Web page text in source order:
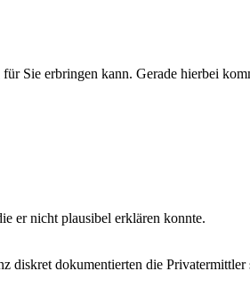
Sie erbringen kann. Gerade hierbei
er nicht plausibel erklären konnte.
diskret dokumentierten die Privatermittler